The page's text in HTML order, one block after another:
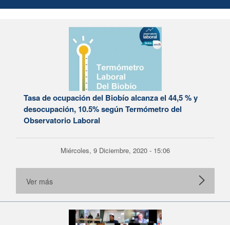
Tasa de ocupación del Biobío alcanza el 44,5 % y
desocupación, 10.5% según Termómetro del
Observatorio Laboral
Miércoles, 9 Diciembre, 2020 - 15:06
Ver más